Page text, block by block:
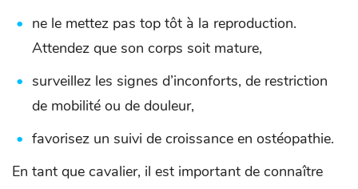
ne le mettez pas top tôt à la reproduction.
Attendez que son corps soit mature,
surveillez les signes d’inconforts, de restriction
de mobilité ou de douleur,
favorisez un suivi de croissance en ostéopathie.
En tant que cavalier, il est important de connaître